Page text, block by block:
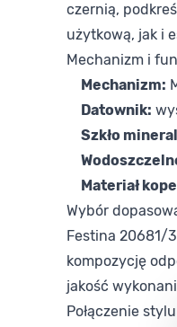
czernią,
użytkową, jak i
Mechanizm i
Mechanizm:
Datownik:
Szkło
Materiał
Wybór
Festina 20681/
kompozycję
jakość
Połączenie